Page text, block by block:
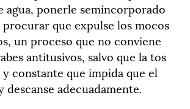
agua, ponerle semincorporado
que expulse los mocos
un proceso que no conviene
antitusivos, salvo que la tos
constante que impida que el
descanse adecuadamente.